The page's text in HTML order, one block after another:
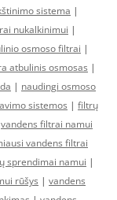
sistema |
nukalkinimui |
osmoso filtrai |
atbulinis osmosas |
| naudingi osmoso
sistemos | filtrų
vandens filtrai namui
vandens filtrai
sprendimai namui |
rūšys | vandens